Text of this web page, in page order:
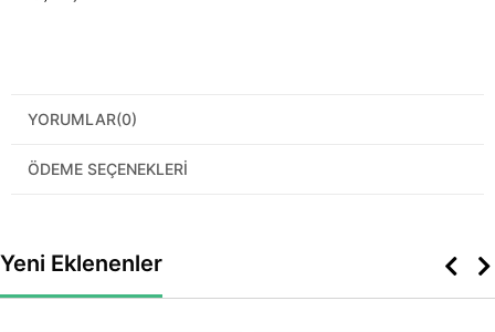
YORUMLAR(0)
ÖDEME SEÇENEKLERI
Yeni Eklenenler